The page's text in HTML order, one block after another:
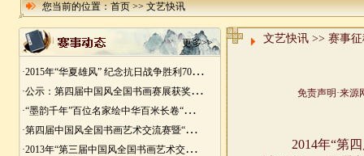
您当前的位置：首页>>文艺快讯
更多>>
·
2015年“华夏雄风” 纪念抗日战争胜利70周年书画展征稿
·
公示：第四届中国风全国书画赛展获奖入展名单
·
“墨韵千年”百位名家绘中华百米长卷“华夏五千年锦绣山河图”创作
·
第四届中国风全国书画艺术交流赛暨“华夏五千年锦绣山河图”百位名家绘中华百米长卷创作邀请展
·
2013年“第三届中国风全国书画艺术交流赛” 获奖名单
文艺快讯 >> 赛事